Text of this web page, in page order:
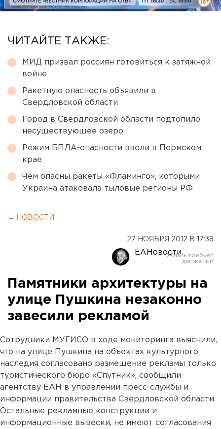
ЧИТАЙТЕ ТАКЖЕ:
МИД призвал россиян готовиться к затяжной
войне
Ракетную опасность объявили в
Свердловской области
Город в Свердловской области подтопило
несуществующее озеро
Режим БПЛА-опасности ввели в Пермском
крае
Чем опасны ракеты «Фламинго», которыми
Украина атаковала тыловые регионы РФ
← НОВОСТИ
27 НОЯБРЯ 2012 В 17:38
ЕАНовости
Памятники архитектуры на
улице Пушкина незаконно
завесили рекламой
Сотрудники МУГИСО в ходе мониторинга выяснили,
что на улице Пушкина на объектах культурного
наследия согласовано размещение рекламы только
туристического бюро «Спутник», сообщили
агентству ЕАН в управлении пресс-службы и
информации правительства Свердловской области.
Остальные рекламные конструкции и
информационные вывески, не имеют согласования